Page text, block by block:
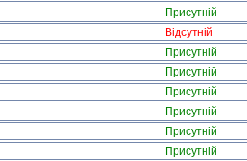
Присутній
Відсутній
Присутній
Присутній
Присутній
Присутній
Присутній
Присутній